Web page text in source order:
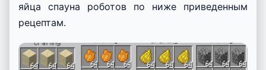
яйца спауна роботов по ниже приведенным
рецептам.